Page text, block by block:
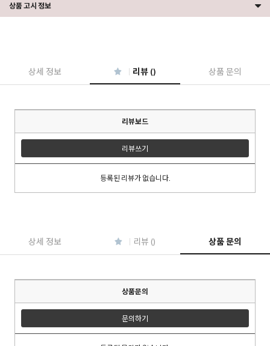
이코 라이프 하
상품 고시 정보
상세 정보 리뷰 () 상품 문의
리뷰보드
리뷰쓰기
등록된 리뷰가 없습니다.
상세 정보 리뷰 () 상품 문의
상품문의
문의하기